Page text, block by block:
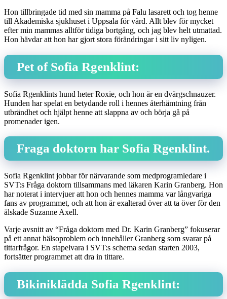
Hon tillbringade tid med sin mamma på Falu lasarett och tog henne
till Akademiska sjukhuset i Uppsala för vård. Allt blev för mycket
efter min mammas alltför tidiga bortgång, och jag blev helt utmattad.
Hon hävdar att hon har gjort stora förändringar i sitt liv nyligen.
Pet of Sofia Rgenklint:
Sofia Rgenklints hund heter Roxie, och hon är en dvärgschnauzer.
Hunden har spelat en betydande roll i hennes återhämtning från
utbrändhet och hjälpt henne att slappna av och börja gå på
promenader igen.
Fraga doktorn har Sofia Rgenklint.
Sofia Rgenklint jobbar för närvarande som medprogramledare i
SVT:s Fråga doktorn tillsammans med läkaren Karin Granberg. Hon
har noterat i intervjuer att hon och hennes mamma var långvariga
fans av programmet, och att hon är exalterad över att ta över för den
älskade Suzanne Axell.
Varje avsnitt av “Fråga doktorn med Dr. Karin Granberg” fokuserar
på ett annat hälsoproblem och innehåller Granberg som svarar på
tittarfrågor. En stapelvara i SVT:s schema sedan starten 2003,
fortsätter programmet att dra in tittare.
Bikiniklädda Sofia Rgenklint: